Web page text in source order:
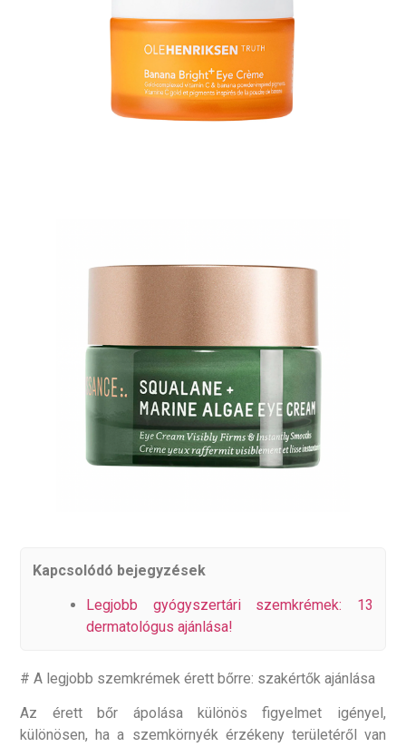
Kapcsolódó bejegyzések
Legjobb gyógyszertári szemkrémek: 13
dermatológus ajánlása!
# A legjobb szemkrémek érett bőrre: szakértők ajánlása
Az érett bőr ápolása különös figyelmet igényel,
különösen, ha a szemkörnyék érzékeny területéről van